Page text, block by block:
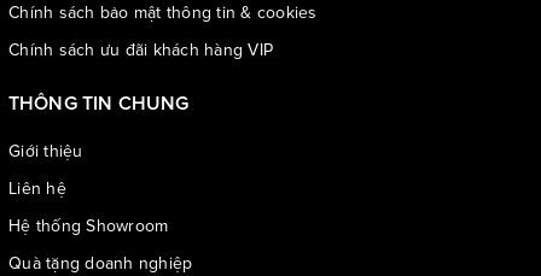
Chính sách bảo mật thông tin & cookies
Chính sách ưu đãi khách hàng VIP
THÔNG TIN CHUNG
Giới thiệu
Liên hệ
Hệ thống Showroom
Quà tặng doanh nghiệp